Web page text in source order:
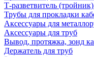
Т-разветвитель
Трубы для прокладки
Аксессуары для
Аксессуары для труб
Вывод, протяжка, зонд
Держатель для труб